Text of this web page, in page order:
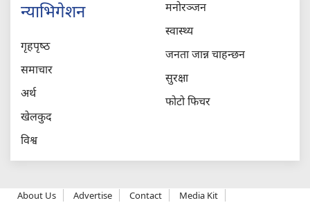
न्याभिगेशन
गृहपृष्‍ठ
समाचार
अर्थ
खेलकुद
विश्व
मनोरञ्जन
स्वास्थ्य
जनता जान्न चाहन्छन
सुरक्षा
फोटो फिचर
About Us Advertise Contact Media Kit